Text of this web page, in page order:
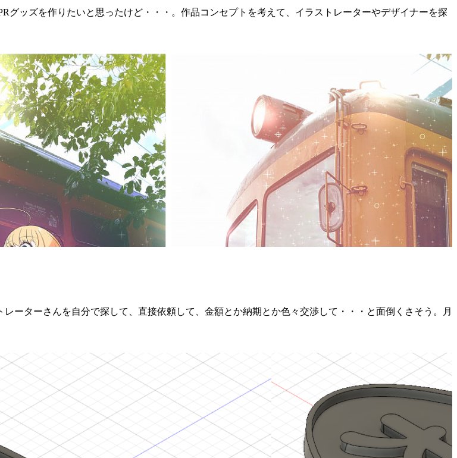
グッズを作りたいと思ったけど・・・。作品コンセプトを考えて、イラストレーターやデザイナーを探
ーターさんを自分で探して、直接依頼して、金額とか納期とか色々交渉して・・・と面倒くさそう。月